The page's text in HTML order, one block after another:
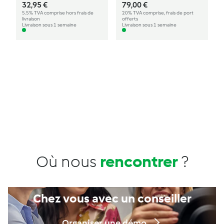
32,95 €
5.5% TVA comprise hors frais de
livraison
Livraison sous 1 semaine
79,00 €
20% TVA comprise, frais de port
offerts
Livraison sous 1 semaine
Où nous rencontrer?
Chez vous avec un conseiller